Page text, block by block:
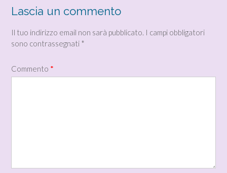
Lascia un commento
Il tuo indirizzo email non sarà pubblicato. I campi obbligatori
sono contrassegnati *
Commento *